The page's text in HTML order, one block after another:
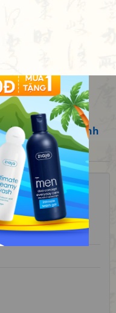
Tử» Thi kinh (Kinh
☆
4.00